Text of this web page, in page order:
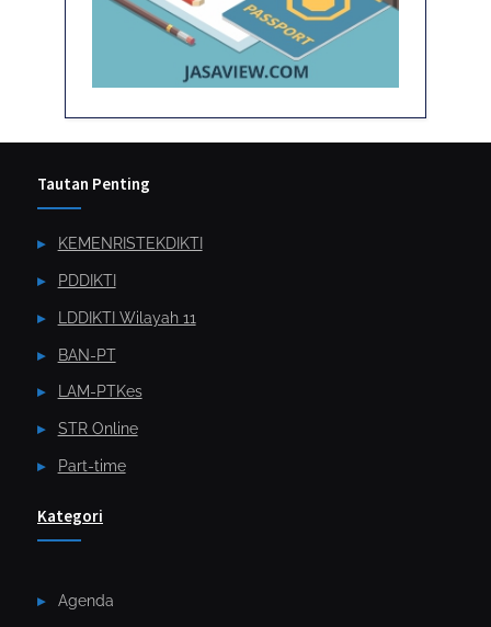
Tautan Penting
KEMENRISTEKDIKTI
PDDIKTI
LDDIKTI Wilayah 11
BAN-PT
LAM-PTKes
STR Online
Part-time
Kategori
Agenda